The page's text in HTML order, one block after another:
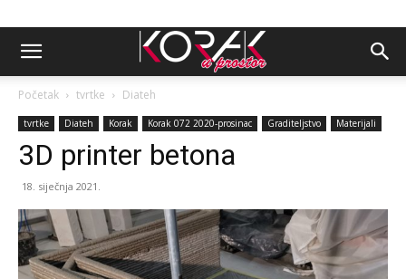
Početak tvrtke Diateh
tvrtke Diateh Korak Korak 072 2020-prosinac Graditeljstvo Materijali
3D printer betona
18. siječnja 2021.